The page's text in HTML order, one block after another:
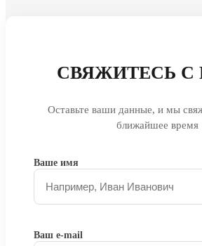
СВЯЖИТЕСЬ
Оставьте ваши данные, и мы
ближайшее время
Ваше имя
Ваш e-mail